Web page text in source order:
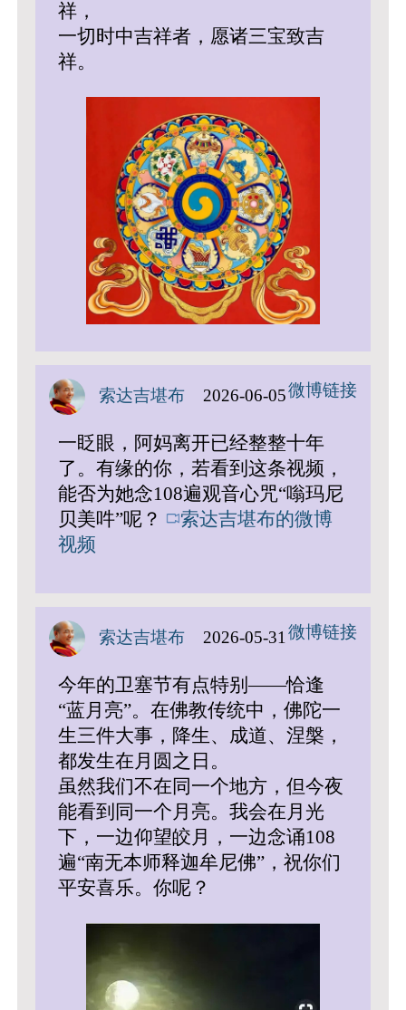
祥，
一切时中吉祥者，愿诸三宝致吉
祥。
索达吉堪布 2026-06-05微博链接
一眨眼，阿妈离开已经整整十年
了。有缘的你，若看到这条视频，
能否为她念108遍观音心咒“嗡玛尼
贝美吽”呢？
索达吉堪布的微博
视频
索达吉堪布 2026-05-31微博链接
今年的卫塞节有点特别——恰逢
“蓝月亮”。在佛教传统中，佛陀一
生三件大事，降生、成道、涅槃，
都发生在月圆之日。
虽然我们不在同一个地方，但今夜
能看到同一个月亮。我会在月光
下，一边仰望皎月，一边念诵108
遍“南无本师释迦牟尼佛”，祝你们
平安喜乐。你呢？